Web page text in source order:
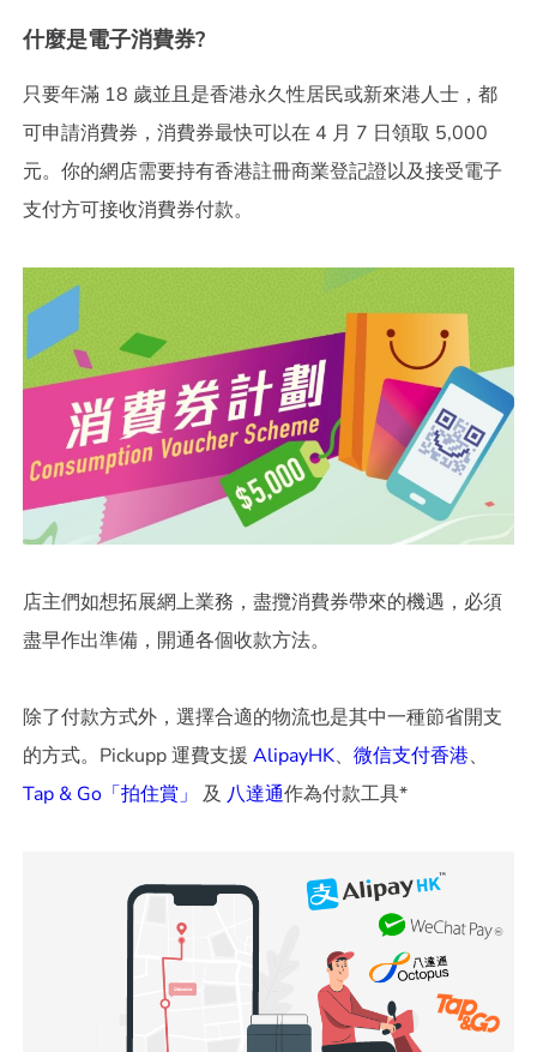
什麼是電子消費券?
只要年滿 18 歲並且是香港永久性居民或新來港人士，都
可申請消費券，消費券最快可以在 4 月 7 日領取 5,000
元。你的網店需要持有香港註冊商業登記證以及接受電子
支付方可接收消費券付款。
店主們如想拓展網上業務，盡攬消費券帶來的機遇，必須
盡早作出準備，開通各個收款方法。
除了付款方式外，選擇合適的物流也是其中一種節省開支
的方式。Pickupp 運費支援AlipayHK、微信支付香港、
Tap & Go「拍住賞」 及 八達通作為付款工具*